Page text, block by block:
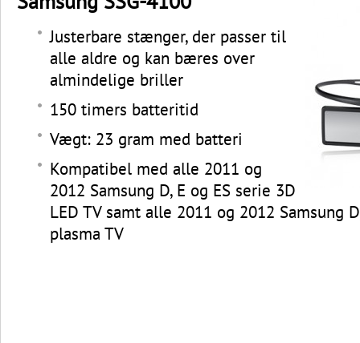
Justerbare stænger, der passer til
alle aldre og kan bæres over
almindelige briller
150 timers batteritid
Vægt: 23 gram med batteri
Kompatibel med alle 2011 og
2012 Samsung D, E og ES serie 3D
LED TV samt alle 2011 og 2012 Samsung
plasma TV